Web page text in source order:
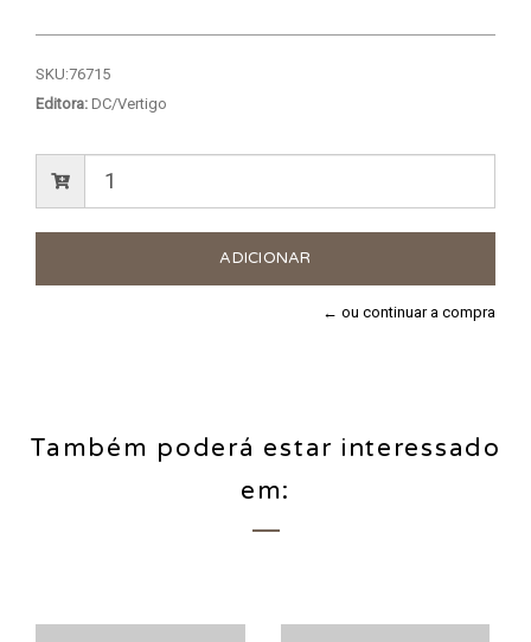
SKU:76715
Editora: DC/Vertigo
← ou continuar a compra
Também poderá estar interessado
em: